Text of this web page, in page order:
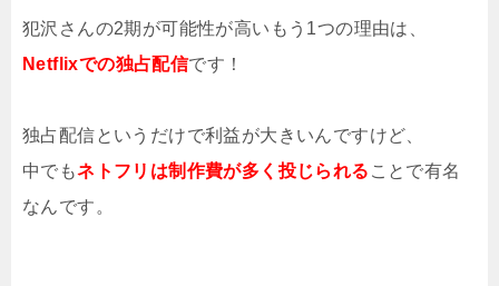
犯沢さんの2期が可能性が高いもう1つの理由は、
Netflixでの独占配信です！
独占配信というだけで利益が大きいんですけど、
中でもネトフリは制作費が多く投じられる ことで有名
なんです。